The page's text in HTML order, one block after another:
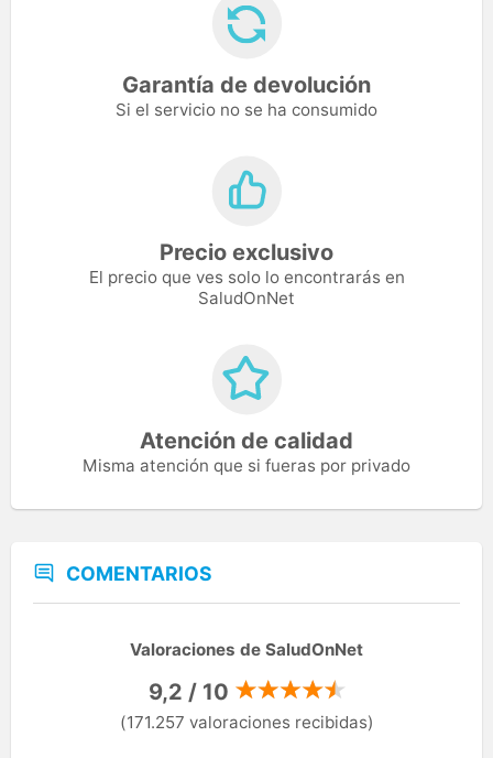
Garantía de devolución
Si el servicio no se ha consumido
Precio exclusivo
El precio que ves solo lo encontrarás en
SaludOnNet
Atención de calidad
Misma atención que si fueras por privado
COMENTARIOS
Valoraciones de SaludOnNet
9,2 / 10
(171.257 valoraciones recibidas)